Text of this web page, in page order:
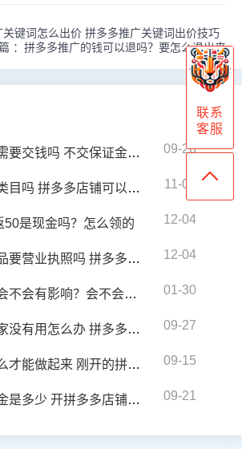
关键词怎么出价 拼多多推广关键词出价技巧
： 拼多多推广的钱可以退吗？要怎么退出来
吗 不交保证金有什么影响吗 09-26
拼多多店铺可以增加类目吗 11-04
50是现金吗？怎么领的 12-04
照吗 拼多多卖保健品需要什么证 12-04
会有影响？会不会异常呢 01-30
么办 拼多多投诉卖家没什么反映 09-27
起来 刚开的拼多多店铺怎么运营 09-15
少 开拼多多店铺要多少钱 09-21
联系
客服